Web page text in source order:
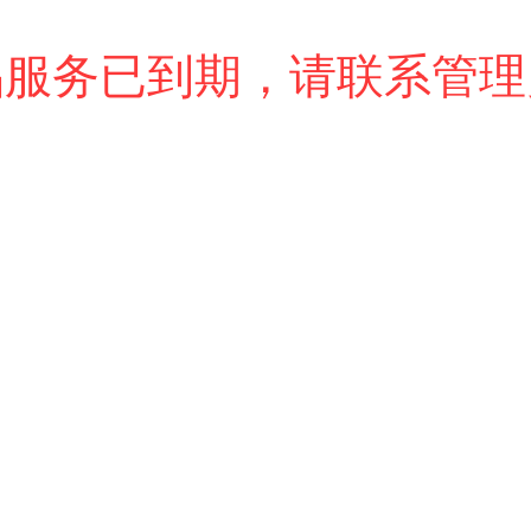
务已到期，请联系管